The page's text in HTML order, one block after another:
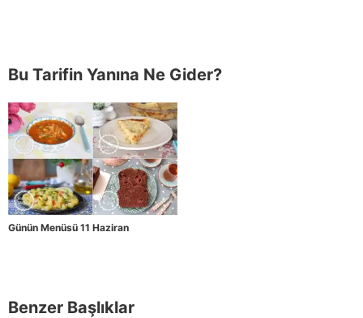
Bu Tarifin Yanına Ne Gider?
Günün Menüsü 11 Haziran
Benzer Başlıklar